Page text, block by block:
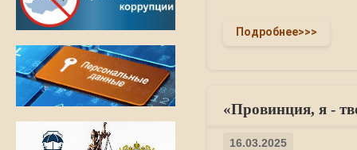
Подробнее>>>
«Провинция, я -
16.03.2025